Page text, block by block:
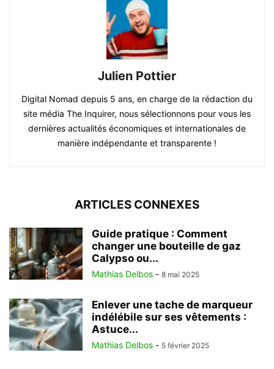
Julien Pottier
Digital Nomad depuis 5 ans, en charge de la rédaction du
site média The Inquirer, nous sélectionnons pour vous les
dernières actualités économiques et internationales de
manière indépendante et transparente !
ARTICLES CONNEXES
Guide pratique : Comment
changer une bouteille de gaz
Calypso ou...
Mathias Delbos - 8 mai 2025
Enlever une tache de marqueur
indélébile sur ses vêtements :
Astuce...
Mathias Delbos - 5 février 2025